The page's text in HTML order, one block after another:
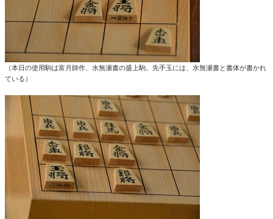
（本日の使用駒は富月師作、水無瀬書の盛上駒。先手玉には、水無瀬書と書体が書かれ
ている）